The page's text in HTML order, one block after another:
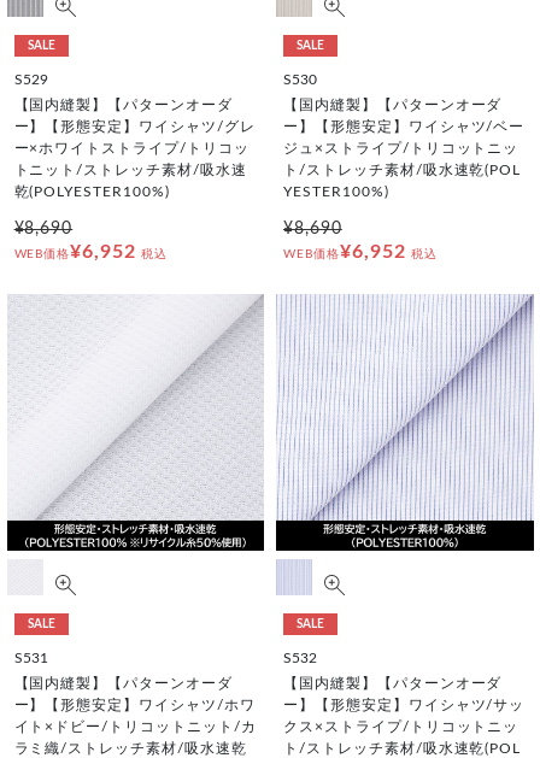
SALE
S529
【国内縫製】【パターンオーダ
ー】【形態安定】ワイシャツ/グレ
ー×ホワイトストライプ/トリコッ
トニット/ストレッチ素材/吸水速
乾(POLYESTER100%)
¥8,690
WEB価格¥6,952 税込
SALE
S530
【国内縫製】【パターンオーダ
ー】【形態安定】ワイシャツ/ベー
ジュ×ストライプ/トリコットニッ
ト/ストレッチ素材/吸水速乾(POL
YESTER100%)
¥8,690
WEB価格¥6,952 税込
SALE
S531
【国内縫製】【パターンオーダ
ー】【形態安定】ワイシャツ/ホワ
イト×ドビー/トリコットニット/カ
ラミ織/ストレッチ素材/吸水速乾
SALE
S532
【国内縫製】【パターンオーダ
ー】【形態安定】ワイシャツ/サッ
クス×ストライプ/トリコットニッ
ト/ストレッチ素材/吸水速乾(POL